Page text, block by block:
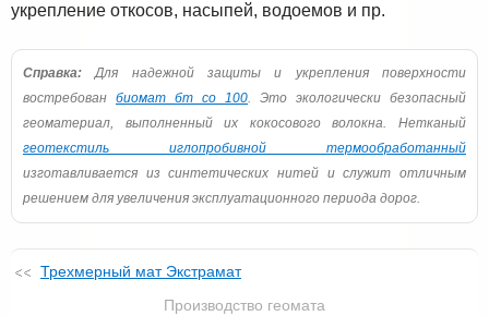
укрепление откосов, насыпей, водоемов и пр.
Справка: Для надежной защиты и укрепления поверхности
востребован биомат бт со 100. Это экологически безопасный
геоматериал, выполненный их кокосового волокна. Нетканый
геотекстиль иглопробивной термообработанный
изготавливается из синтетических нитей и служит отличным
решением для увеличения эксплуатационного периода дорог.
Трехмерный мат Экстрамат
Производство геомата